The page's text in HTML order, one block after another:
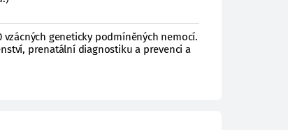
geneticky podmíněných nemocí.
prenatální diagnostiku a prevenci a